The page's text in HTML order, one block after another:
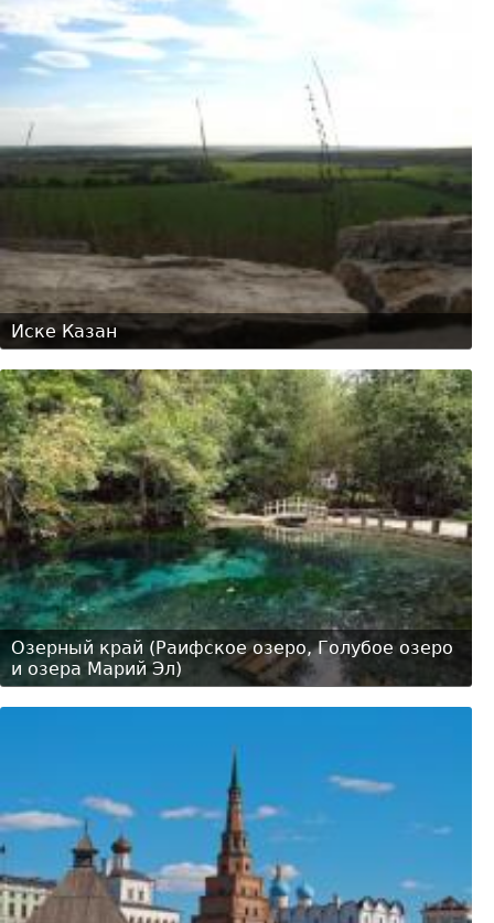
Иске Казан
Озерный край (Раифское озеро, Голубое озеро
и озера Марий Эл)